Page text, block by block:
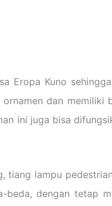
Eropa Kuno
dan memiliki
ini juga bisa
tiang lampu
dengan tetap